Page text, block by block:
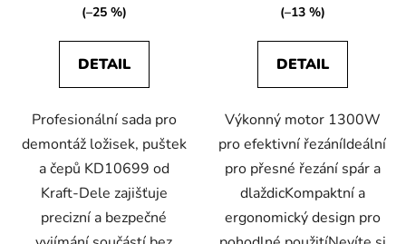
(–25 %)
DETAIL
Profesionální sada pro
demontáž ložisek, puštek
a čepů KD10699 od
Kraft-Dele zajišťuje
precizní a bezpečné
(–13 %)
DETAIL
Výkonný motor 1300W
pro efektivní řezáníIdeální
pro přesné řezání spár a
dlaždicKompaktní a
ergonomický design pro